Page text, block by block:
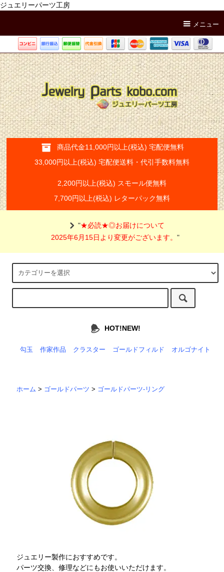
ジュエリーパーツ工房
メニュー
商品代金11,000円以上(税込) 宅配便無料
33,000円以上(税込) 宅配便送料・代引手数料無料
2,200円以上(税込) スモール便無料
7,700円以上(税込) レターパック無料
"★必読★◎お届けについて
2025年6月15日より変更がございます。"
HOT!NEW!
勾玉 作家作品 クラスター ゴールドフィルド オルゴナイト
ホーム > ゴールドパーツ > ゴールドパーツ-リング
ジュエリー製作におすすめです。
パーツ交換、修理などにもお使いいただけます。